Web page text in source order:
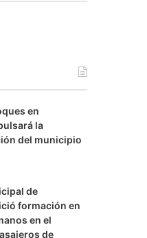
en
la
del municipio
de
formación en
en el
de